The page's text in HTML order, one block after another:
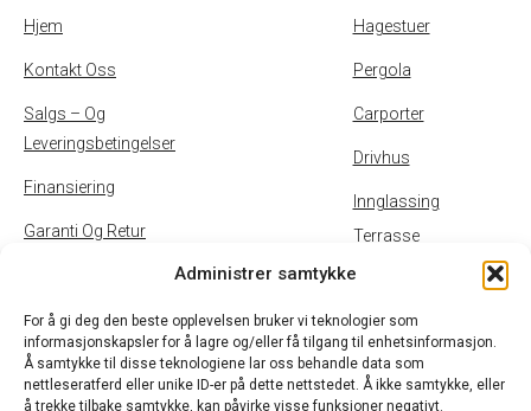
Administrer samtykke
For å gi deg den beste opplevelsen bruker vi teknologier som
informasjonskapsler for å lagre og/eller få tilgang til enhetsinformasjon.
Å samtykke til disse teknologiene lar oss behandle data som
nettleseratferd eller unike ID-er på dette nettstedet. Å ikke samtykke, eller
å trekke tilbake samtykke, kan påvirke visse funksjoner negativt.
Hjem
Kontakt Oss
Salgs – Og
Leveringsbetingelser
Finansiering
Garanti Og Retur
Personvernpolicy Og
Cookies
B2B
Hagestuer
Pergola
Carporter
Drivhus
Innglassing
Terrasse
Uteservering